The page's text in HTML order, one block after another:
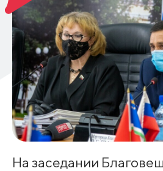
На заседании